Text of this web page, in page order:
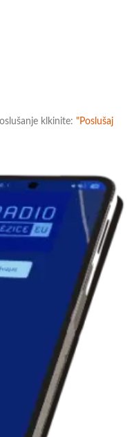
klkinite: "Poslušaj